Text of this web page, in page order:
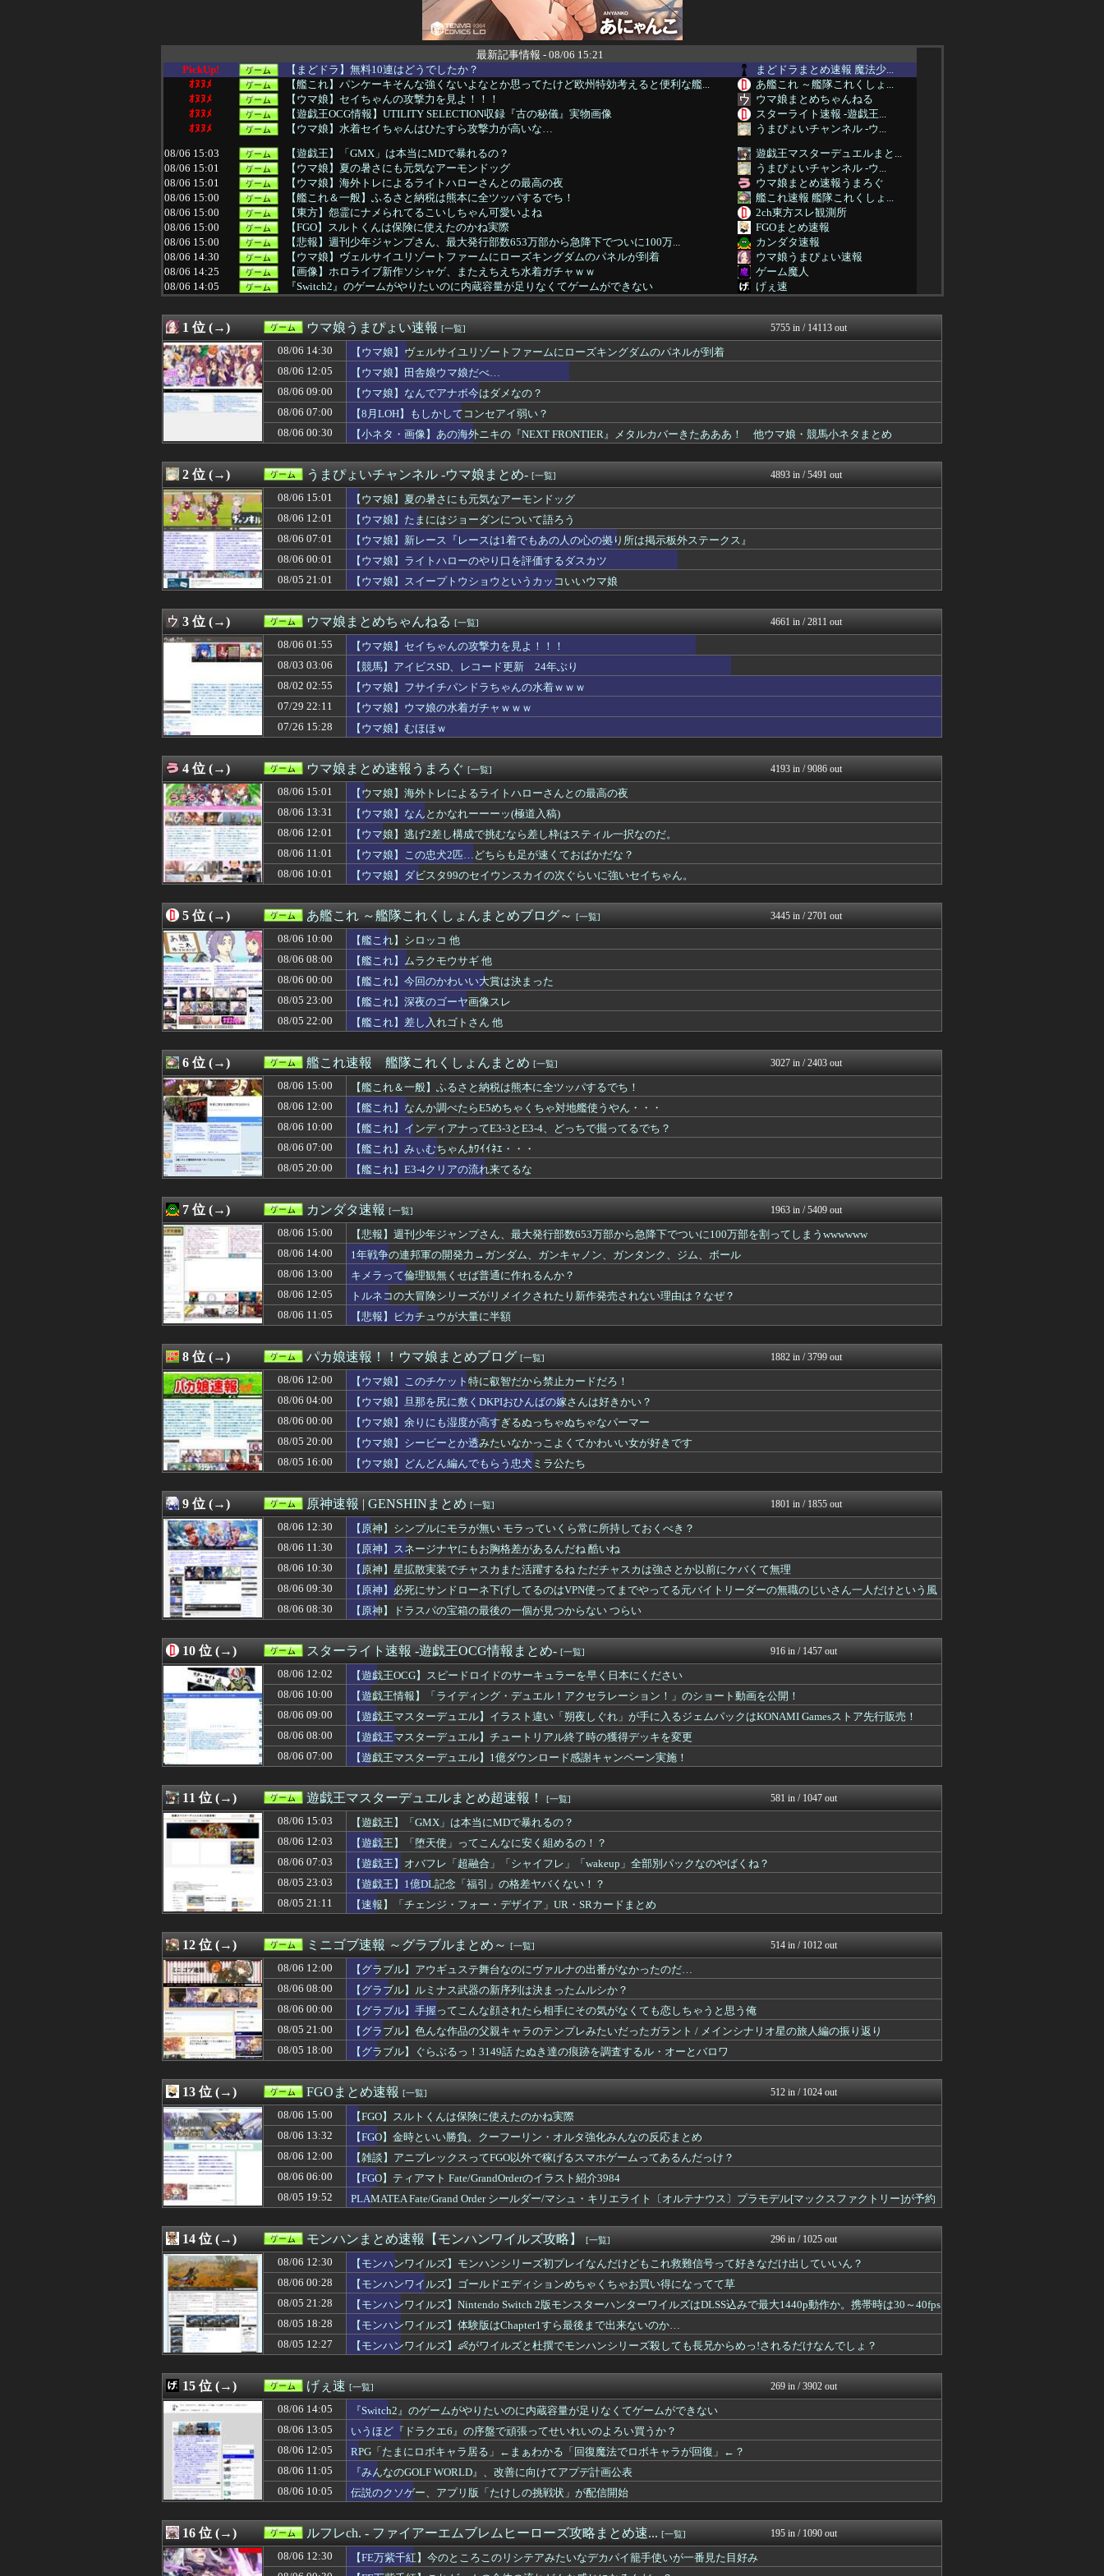
最新記事情報 - 08/06 15:21
PickUp!
【まどドラ】無料10連はどうでしたか？
まどドラまとめ速報 魔法少...
ｵﾇﾇﾒ
【艦これ】パンケーキそんな強くないよなとか思ってたけど欧州特効考えると便利な艦...
あ艦これ ～艦隊これくしょ...
ｵﾇﾇﾒ
【ウマ娘】セイちゃんの攻撃力を見よ！！！
ウマ娘まとめちゃんねる
ｵﾇﾇﾒ
【遊戯王OCG情報】UTILITY SELECTION収録『古の秘儀』実物画像
スターライト速報 -遊戯王...
ｵﾇﾇﾒ
【ウマ娘】水着セイちゃんはひたすら攻撃力が高いな…
うまぴょいチャンネル -ウ...
08/06 15:03
【遊戯王】「GMX」は本当にMDで暴れるの？
遊戯王マスターデュエルまと...
08/06 15:01
【ウマ娘】夏の暑さにも元気なアーモンドッグ
うまぴょいチャンネル -ウ...
08/06 15:01
【ウマ娘】海外トレによるライトハローさんとの最高の夜
ウマ娘まとめ速報うまろぐ
08/06 15:00
【艦これ＆一般】ふるさと納税は熊本に全ツッパするでち！
艦これ速報 艦隊これくしょ...
08/06 15:00
【東方】怨霊にナメられてるこいしちゃん可愛いよね
2ch東方スレ観測所
08/06 15:00
【FGO】スルトくんは保険に使えたのかね実際
FGOまとめ速報
08/06 15:00
【悲報】週刊少年ジャンプさん、最大発行部数653万部から急降下でついに100万...
カンダタ速報
08/06 14:30
【ウマ娘】ヴェルサイユリゾートファームにローズキングダムのパネルが到着
ウマ娘うまぴょい速報
08/06 14:25
【画像】ホロライブ新作ソシャゲ、またえちえち水着ガチャｗｗ
ゲーム魔人
08/06 14:05
『Switch2』のゲームがやりたいのに内蔵容量が足りなくてゲームができない
げぇ速
08/06 14:00
すごいねアーティチョーク。食うところが全然ねえ…！
けおけお速報
08/06 14:00
1年戦争の連邦軍の開発力→ガンダム、ガンキャノン、ガンタンク、ジム、ボール
カンダタ速報
08/06 13:43
【まどマギ】ほむリリィも顔の上半分無かったけど、これって何かの伏線だったりする...
08/06 13:32
【FGO】金時といい勝負。クーフーリン・オルタ強化みんなの反応まとめ
FGOまとめ速報
08/06 13:31
【ウマ娘】なんとかなれーーーッ(極道入稿)
08/06 13:30
究極の8bit新作シューティングゲーム 『超翼戦騎エスティーク』8/6本日リリ...
08/06 13:30
サンドパンとかいう可愛さとかっこよさを兼ね備えたやつ
アルセウス速報＠ポケモンま...
ゲーフリ「Beast of Reincarnationは皆様からのご意見を真摯...
Y速報
いうほど『ドラクエ6』の序盤で頑張ってせいれいのよろい買うか？
げぇ速
08/06 13:00
キメラって倫理観無くせば普通に作れるんか？
カンダタ速報
08/06 12:47
卒制で作った旧帝国ホテルですが、投稿後すぐ帝国ホテルから連絡があり・・・・・
スマブラ屋さん | スマブ...
08/06 12:30
【原神】シンプルにモラが無い モラっていくら常に所持しておくべき？
08/06 12:30
【FE万紫千紅】今のところこのリシテアみたいなデカパイ籠手使いが一番見た目好み
ルフレch. - ファイア...
08/06 12:30
【モンハンワイルズ】モンハンシリーズ初プレイなんだけどもこれ救難信号って好きな...
08/06 12:25
【画像】露悪アニメ化ブーム、はじまるｗｗｗ
08/06 12:19
【FF14怪談話】道中の懲罰房にいたミコッテやララフェル女性たちをヒカセンが助...
馬鳥速報
08/06 12:08
【ウマ娘】ハフバは本当にタクトちゃん来るの？
ウマ娘まとめ超速報！
08/06 12:05
【ウマ娘】田舎娘ウマ娘だべ…
08/06 12:05
トルネコの大冒険シリーズがリメイクされたり新作発売されない理由は？なぜ？
カンダタ速報
08/06 12:03
【遊戯王】「堕天使」ってこんなに安く組めるの！？
遊戯王マスターデュエルまと...
08/06 12:02
【遊戯王OCG】スピードロイドのサーキュラーを早く日本にください
08/06 12:01
【ウマ娘】たまにはジョーダンについて語ろう
うまぴょいチャンネル -ウ...
DualSenseワイヤレスコントローラー「アイコン ブルー スペシャルエディ...
08/06 12:01
【ウマ娘】逃げ2差し構成で挑むなら差し枠はスティル一択なのだ。
08/06 12:00
【艦これ】なんか調べたらE5めちゃくちゃ対地艦使うやん・・・
艦これ速報 艦隊これくしょ...
08/06 12:00
「強いおっさんキャラ」←よくいる 「強いおばさんキャラ」← 全然いない
ゆるゲーマー遅報
08/06 12:00
【まどドラ】たまになんでこいつ混じってんの？ってコラボあるよね
08/06 12:00
【雑談】アニプレックスってFGO以外で稼げるスマホゲームってあるんだっけ？
FGOまとめ速報
08/06 12:00
任天堂、熊本に5000万円寄付
Y速報
08/06 12:00
【ウマ娘】このチケット特に叡智だから禁止カードだろ！
08/06 12:00
【東方】(また咲夜が男の子連れ込んでる…🦇)
2ch東方スレ観測所
08/06 12:00
『ダークソウル』グウィンが発売当時のプレイヤーにとってバカみたいに強いボスだっ...
08/06 11:47
イギリス人に説明してもらった現在完了形と過去形の違い、過去一で分かりやすいｗｗ...
08/06 11:30
【原神】スネージナヤにもお胸格差があるんだね 酷いね
08/06 11:05
『みんなのGOLF WORLD』、改善に向けてアプデ計画公表
げぇ速
08/06 11:05
【悲報】ピカチュウが大量に半額
08/06 10:47
【衝撃】AIによるレストラン予約「オートリザーブ」、やっぱダメそう・・・・・
スマブラ屋さん | スマブ...
08/06 10:30
【原神】星拡散実装でチャスカまた活躍するね ただチャスカは強さとか以前にケバく...
原神速報 | GENSHI...
08/06 10:30
2Dアクションゲーム『魔神少女エピソード4 届ける想い』8/6本日PS5版リリ...
08/06 10:25
ドラクエ13以降のキャラデザは誰が相応しい？
ゲーム魔人
08/06 10:16
【FF14】Switch2版の携帯モードで絶アレキ時間切れまで到達した猛者が現...
馬鳥速報
08/06 10:05
伝説のクソゲー、アプリ版「たけしの挑戦状」が配信開始
08/06 10:05
いまシール集めがブームらしいが元祖はビックリマンシール
08/06 10:02
任天堂ファン「頼むっ！ディスク廃止撤回してくれえええっ！！」←これｗｗｗｗｗｗ...
mutyunのゲーム+αブ...
08/06 10:01
【ウマ娘】ダビスタ99のセイウンスカイの次ぐらいに強いセイちゃん。
08/06 10:00
【艦これ】シロッコ 他
08/06 10:00
ゲーフリ「Beast of Reincarnationは皆様からのご意見を真摯...
ゆるゲーマー遅報
08/06 10:00
【艦これ】インディアナってE3-3とE3-4、どっちで掘ってるでち？
08/06 10:00
『ファイアーエムブレム 万紫千紅』主人公の見た目を変えられるのは久しぶりだな
けおけお速報
08/06 09:47
【衝撃】Vtuberさん、意図せず職質から逃げてしまうｗｗｗｗｗｗｗｗ
スマブラ屋さん | スマブ...
08/06 09:30
ゲームの中でゲームができるゲームｗｗｗｗｗｗｗｗｗｗ
08/06 09:30
【原神】必死にサンドローネ下げしてるのはVPN使ってまでやってる元バイトリーダ...
08/06 09:05
『ライザのアトリエ』のAIチャットRPGが8月に配信
げぇ速
08/06 09:02
【悲報】スプラトゥーンレイダースさん、もうリズム天国にアマゾンランキングで敗北...
08/06 09:01
【ウマ娘】ドイツと苫小牧どちらに住めばいいんだこれは…
ウマ娘まとめ速報うまろぐ
08/06 09:00
【遊戯王マスターデュエル】イラスト違い「朔夜しぐれ」が手に入るジェムパックはK...
08/06 09:00
【ウマ娘】なんでアナボ今はダメなの？
ウマ娘うまぴょい速報
08/06 08:47
【悲報】仁摩サンドミュージアム、凄い「解説」が見つかってしまうｗｗｗｗｗｗ
スマブラ屋さん | スマブ...
08/06 08:30
【原神】ドラスパの宝箱の最後の一個が見つからない つらい
原神速報 | GENSHI...
08/06 08:25
週刊少年ジャンプさん ついに100万部を割ってしまう
08/06 08:11
【FF14】フォークタワー魔の塔で入手できるマウント「ダックポーター」、Nでも...
08/06 08:05
最近のRPG、『宿屋』の存在意義が薄い
げぇ速
08/06 08:05
ゲーム作者ワイ「感想ください。辛口でもOKです」 敵「あれがだめ。これがだめ」...
08/06 08:01
【ウマ娘】（8月LoH）先行3で楽しようと思ったのにここまで環境が変わるとは思...
ウマ娘まとめ速報うまろぐ
08/06 08:00
『トルネコの大冒険』のリメイクや新作が発売されない理由は？なぜ？
08/06 08:00
【東方】残無様の奥様はお綺麗でスタイルも良い
08/06 08:00
【艦これ】ムラクモウサギ 他
08/06 08:00
【グラブル】ルミナス武器の新序列は決まったムルシか？
ミニゴブ速報 ～グラブルま...
08/06 08:00
トルネコの大冒険シリーズがリメイクされたり新作発売されない理由は？なぜ？
08/06 08:00
【遊戯王マスターデュエル】チュートリアル終了時の獲得デッキを変更
08/06 07:47
ちいかわの映画見終わってもやもやすると言う息子に「誰が一番悪いと思った？」と聞...
スマブラ屋さん | スマブ...
08/06 07:15
すまん『ガンダム』について全く知らないんやが最強のやつはどんなの？
げぇ速
08/06 07:02
【悲報】識者「Beast of Reincarnationはパリィ系・ソウルラ...
mutyunのゲーム+αブ...
08/06 07:01
【ウマ娘】新レース『レースは1着でもあの人の心の拠り所は掲示板外ステークス』
うまぴょいチャンネル -ウ...
08/06 07:01
魔女っ子シューティング最新作『コットン ロックウィズユー』8/6本日リリース！...
08/06 07:01
【ウマ娘】海ではしゃぎすぎたフサイチパンドラ。「その水着でおんぶはマズイ…」
08/06 07:00
【艦これ】みぃむちゃんｶﾜｲｲﾈｴ・・・
艦これ速報 艦隊これくしょ...
08/06 07:00
【遊戯王マスターデュエル】1億ダウンロード感謝キャンペーン実施！
スターライト速報 -遊戯王...
08/06 07:00
識者「Beast of Reincarnationはパリィ系・ソウルライク系の...
Y速報
08/06 07:00
【8月LOH】もしかしてコンセアイ弱い？
ウマ娘うまぴょい速報
08/06 06:47
【悲報】一年生息子の夏休み、デバッガーよりハードだと話題にｗｗｗｗｗｗｗ
スマブラ屋さん | スマブ...
08/06 06:25
死神のコスプレをして隣のビルの屋上から病院を眺めていた男を逮捕ｗｗｗ
ゲーム魔人
08/06 06:05
【FF14】紅蓮祭2026でモーグリの浮き輪がマウント化決定！去年のユーザーか...
馬鳥速報
08/06 06:05
【こち亀】連載50周年 1年ぶり新作読み切りが「ジャンプ」に
08/06 06:02
【ポリコレ】任天堂、FEの主人公の性別を「TypeA」「TypeB」と言ってし...
mutyunのゲーム+αブ...
08/06 06:00
【FGO】ティアマト Fate/GrandOrderのイラスト紹介3984
FGOまとめ速報
08/06 06:00
今から25年前にタイムワープして、今のゲーム業界について話しても信じてもらえな...
Y速報
08/06 04:02
【朗報】プレステの独占タイトル数がヤバすぎると話題に！
08/06 04:00
【ウマ娘】旦那を尻に敷くDKPIおひんばの嫁さんは好きかい？
パカ娘速報！！ウマ娘まとめ...
08/06 02:02
【朗報】メディア「PS6発売後もPS5はまだまだ現役」
mutyunのゲーム+αブ...
08/06 01:25
お前らがオープンワールドに求めるものと言えば
ゲーム魔人
08/06 01:00
メインヒロインが途中でロング→ショートになる作品
ゆるゲーマー遅報
08/06 00:30
【FE万紫千紅】これゲームの全体の流れどんな感じになるんだ…？
08/06 00:30
【小ネタ・画像】あの海外ニキの『NEXT FRONTIER』メタルカバーきたあ...
【モンハンワイルズ】ゴールドエディションめちゃくちゃお買い得になってて草
モンハンまとめ速報【モンハ...
【FF14】クレセントアイルのマジックポットの抽選ってタンクでヘイト取りまくら...
馬鳥速報
08/06 00:01
【ウマ娘】ライトハローのやり口を評価するダスカツ
08/06 00:00
【まどドラ】プレマ2戦まけた…もういいや…
08/06 00:00
【ウマ娘】余りにも湿度が高すぎるぬっちゃぬちゃなパーマー
パカ娘速報！！ウマ娘まとめ...
08/06 00:00
【遊戯王OCG情報】UTILITY SELECTION収録『聖王女ローズパメラ...
スターライト速報 -遊戯王...
08/06 00:00
【艦これ】今回のかわいい大賞は決まった
あ艦これ ～艦隊これくしょ...
08/06 00:00
【グラブル】手握ってこんな顔されたら相手にその気がなくても恋しちゃうと思う俺
08/06 00:00
格ゲーとレースゲーがオワコンになった理由
08/05 23:45
【城プロ】[夏]ルーヴル宮殿[改壱] 特技：自身の特殊攻撃で与えるダメージが1...
城プロRE速報 -城プロR...
08/05 23:25
成人向けゲーム『ヤリステ メスブター』開発者絶望、銀行がsteamからの入金を...
ゲーム魔人
08/05 23:20
【8月LOH】ランカーのトレンドは逃げ2差し1らしい
ウマ娘うまぴょい速報
08/05 23:03
【遊戯王】1億DL記念「福引」の格差ヤバくない！？
08/05 23:00
おっさん「昔のゲーム売ってくれえええええ😭（買わない）」
ゆるゲーマー遅報
08/05 23:00
これきらい！
アルセウス速報＠ポケモンま...
08/05 23:00
【艦これ】深夜のゴーヤ画像スレ
あ艦これ ～艦隊これくしょ...
08/05 22:08
【ウマ娘】ステゴ限定は許してないからな
08/05 22:00
【艦これ】差し入れゴトさん 他
08/05 22:00
女性漫画家あるあるとかあれば教えてほしい
けおけお速報
08/05 21:45
尾田栄一郎、新人漫画家に喝「31ページの漫画を描くのに何をウダウダやってるんで...
ゲーム魔人
08/05 21:30
【ウマ娘】カレンチャンフィギュア、マイケル・ジャクソンみたいになってしまう
08/05 21:30
【城プロ】[夏]パンデモニウム[改壱] 特技：巨大化する度に射程内の味方の攻撃...
城プロRE速報 -城プロR...
08/05 21:30
【FE万紫千紅】セテス…一体誰なんだ…すごい見覚えのあるキャラ多い
ルフレch. - ファイア...
08/05 21:30
【原神】原神のセルランが強すぎる…スタレの売上前年比32%減はヤバすぎだろ
原神速報 | GENSHI...
08/05 21:28
【モンハンワイルズ】Nintendo Switch 2版モンスターハンターワイ...
モンハンまとめ速報【モンハ...
08/05 21:11
【速報】「チェンジ・フォー・デザイア」UR・SRカードまとめ
遊戯王マスターデュエルまと...
08/05 21:06
【FF14】Switch2版FF14のタッチパネル操作やJoy-Con 2マウ...
馬鳥速報
08/05 21:01
【遊戯王OCG情報】ユーティリティ セレクションに『聖王女ローズパメラ』が新規...
08/05 21:01
【ウマ娘】スイープトウショウというカッコいいウマ娘
うまぴょいチャンネル -ウ...
08/05 21:00
【艦これ】みんなもう終わってそうだから聞くんだけど E3-2ってサブの穴が空い...
あ艦これ ～艦隊これくしょ...
08/05 21:00
【グラブル】色んな作品の父親キャラのテンプレみたいだったガラント / メインシ...
08/05 21:00
【東方】黄昏フロンティアの新作はまだかのう…
2ch東方スレ観測所
08/05 20:47
【衝撃】新宿にトンデモなく天才的な「デザイン広告」が登場ｗｗｗｗｗｗｗｗ
スマブラ屋さん | スマブ...
08/05 20:45
【遊戯王マスターデュエル】1億ダウンロード感謝キャンペーンログインボーナス！福... スターライト速報 -遊戯王...
1 位 (→) ウマ娘うまぴょい速報 [一覧] 5755 in / 14113 out
08/06 14:30
【ウマ娘】ヴェルサイユリゾートファームにローズキングダムのパネルが到着
08/06 12:05
【ウマ娘】田舎娘ウマ娘だべ…
08/06 09:00
【ウマ娘】なんでアナボ今はダメなの？
08/06 07:00
【8月LOH】もしかしてコンセアイ弱い？
08/06 00:30
【小ネタ・画像】あの海外ニキの『NEXT FRONTIER』メタルカバーきたあああ！ 他ウマ娘・競馬小ネタまとめ
2 位 (→) うまぴょいチャンネル -ウマ娘まとめ- [一覧] 4893 in / 5491 out
08/06 15:01
【ウマ娘】夏の暑さにも元気なアーモンドッグ
08/06 12:01
【ウマ娘】たまにはジョーダンについて語ろう
08/06 07:01
【ウマ娘】新レース『レースは1着でもあの人の心の拠り所は掲示板外ステークス』
08/06 00:01
【ウマ娘】ライトハローのやり口を評価するダスカツ
08/05 21:01
【ウマ娘】スイープトウショウというカッコいいウマ娘
3 位 (→) ウマ娘まとめちゃんねる [一覧] 4661 in / 2811 out
08/06 01:55
【ウマ娘】セイちゃんの攻撃力を見よ！！！
08/03 03:06
【競馬】アイビスSD、レコード更新 24年ぶり
08/02 02:55
【ウマ娘】フサイチパンドラちゃんの水着ｗｗｗ
07/29 22:11
【ウマ娘】ウマ娘の水着ガチャｗｗｗ
07/26 15:28
【ウマ娘】むほほｗ
4 位 (→) ウマ娘まとめ速報うまろぐ [一覧] 4193 in / 9086 out
08/06 15:01
【ウマ娘】海外トレによるライトハローさんとの最高の夜
08/06 13:31
【ウマ娘】なんとかなれーーーッ(極道入稿)
08/06 12:01
【ウマ娘】逃げ2差し構成で挑むなら差し枠はスティル一択なのだ。
08/06 11:01
【ウマ娘】この忠犬2匹…どちらも足が速くておばかだな？
08/06 10:01
【ウマ娘】ダビスタ99のセイウンスカイの次ぐらいに強いセイちゃん。
5 位 (→) あ艦これ ～艦隊これくしょんまとめブログ～ [一覧] 3445 in / 2701 out
08/06 10:00
【艦これ】シロッコ 他
08/06 08:00
【艦これ】ムラクモウサギ 他
08/06 00:00
【艦これ】今回のかわいい大賞は決まった
08/05 23:00
【艦これ】深夜のゴーヤ画像スレ
08/05 22:00
【艦これ】差し入れゴトさん 他
6 位 (→) 艦これ速報 艦隊これくしょんまとめ [一覧] 3027 in / 2403 out
08/06 15:00
【艦これ＆一般】ふるさと納税は熊本に全ツッパするでち！
08/06 12:00
【艦これ】なんか調べたらE5めちゃくちゃ対地艦使うやん・・・
08/06 10:00
【艦これ】インディアナってE3-3とE3-4、どっちで掘ってるでち？
08/06 07:00
【艦これ】みぃむちゃんｶﾜｲｲﾈｴ・・・
08/05 20:00
【艦これ】E3-4クリアの流れ来てるな
7 位 (→) カンダタ速報 [一覧] 1963 in / 5409 out
08/06 15:00
【悲報】週刊少年ジャンプさん、最大発行部数653万部から急降下でついに100万部を割ってしまうwwwwww
08/06 14:00
1年戦争の連邦軍の開発力→ガンダム、ガンキャノン、ガンタンク、ジム、ボール
08/06 13:00
キメラって倫理観無くせば普通に作れるんか？
08/06 12:05
トルネコの大冒険シリーズがリメイクされたり新作発売されない理由は？なぜ？
08/06 11:05
【悲報】ピカチュウが大量に半額
8 位 (→) パカ娘速報！！ウマ娘まとめブログ [一覧] 1882 in / 3799 out
08/06 12:00
【ウマ娘】このチケット特に叡智だから禁止カードだろ！
08/06 04:00
【ウマ娘】旦那を尻に敷くDKPIおひんばの嫁さんは好きかい？
08/06 00:00
【ウマ娘】余りにも湿度が高すぎるぬっちゃぬちゃなパーマー
08/05 20:00
【ウマ娘】シービーとか透みたいなかっこよくてかわいい女が好きです
08/05 16:00
【ウマ娘】どんどん編んでもらう忠犬ミラ公たち
9 位 (→) 原神速報 | GENSHINまとめ [一覧] 1801 in / 1855 out
08/06 12:30
【原神】シンプルにモラが無い モラっていくら常に所持しておくべき？
08/06 11:30
【原神】スネージナヤにもお胸格差があるんだね 酷いね
08/06 10:30
【原神】星拡散実装でチャスカまた活躍するね ただチャスカは強さとか以前にケバくて無理
08/06 09:30
【原神】必死にサンドローネ下げしてるのはVPN使ってまでやってる元バイトリーダーの無職のじいさん一人だけという風
潮
08/06 08:30 【原神】ドラスパの宝箱の最後の一個が見つからない つらい
10 位 (→) スターライト速報 -遊戯王OCG情報まとめ- [一覧] 916 in / 1457 out
08/06 12:02
【遊戯王OCG】スピードロイドのサーキュラーを早く日本にください
08/06 10:00
【遊戯王情報】「ライディング・デュエル！アクセラレーション！」のショート動画を公開！
08/06 09:00
【遊戯王マスターデュエル】イラスト違い「朔夜しぐれ」が手に入るジェムパックはKONAMI Gamesストア先行販売！
08/06 08:00
【遊戯王マスターデュエル】チュートリアル終了時の獲得デッキを変更
08/06 07:00
【遊戯王マスターデュエル】1億ダウンロード感謝キャンペーン実施！
11 位 (→) 遊戯王マスターデュエルまとめ超速報！ [一覧] 581 in / 1047 out
08/06 15:03
【遊戯王】「GMX」は本当にMDで暴れるの？
08/06 12:03
【遊戯王】「堕天使」ってこんなに安く組めるの！？
08/06 07:03
【遊戯王】オバフレ「超融合」「シャイフレ」「wakeup」全部別パックなのやばくね？
08/05 23:03
【遊戯王】1億DL記念「福引」の格差ヤバくない！？
08/05 21:11
【速報】「チェンジ・フォー・デザイア」UR・SRカードまとめ
12 位 (→) ミニゴブ速報 ～グラブルまとめ～ [一覧] 514 in / 1012 out
08/06 12:00
【グラブル】アウギュステ舞台なのにヴァルナの出番がなかったのだ…
08/06 08:00
【グラブル】ルミナス武器の新序列は決まったムルシか？
08/06 00:00
【グラブル】手握ってこんな顔されたら相手にその気がなくても恋しちゃうと思う俺
08/05 21:00
【グラブル】色んな作品の父親キャラのテンプレみたいだったガラント / メインシナリオ星の旅人編の振り返り
08/05 18:00
【グラブル】ぐらぶるっ！3149話 たぬき達の痕跡を調査するル・オーとバロワ
13 位 (→) FGOまとめ速報 [一覧] 512 in / 1024 out
08/06 15:00
【FGO】スルトくんは保険に使えたのかね実際
08/06 13:32
【FGO】金時といい勝負。クーフーリン・オルタ強化みんなの反応まとめ
08/06 12:00
【雑談】アニプレックスってFGO以外で稼げるスマホゲームってあるんだっけ？
08/06 06:00
【FGO】ティアマト Fate/GrandOrderのイラスト紹介3984
08/05 19:52
PLAMATEA Fate/Grand Order シールダー/マシュ・キリエライト〔オルテナウス〕プラモデル[マックスファクトリー]が予約
14 位 (→) モンハンまとめ速報【モンハンワイルズ攻略】 [一覧] 296 in / 1025 out
08/06 12:30
【モンハンワイルズ】モンハンシリーズ初プレイなんだけどもこれ救難信号って好きなだけ出していいん？
08/06 00:28
【モンハンワイルズ】ゴールドエディションめちゃくちゃお買い得になってて草
08/05 21:28
【モンハンワイルズ】Nintendo Switch 2版モンスターハンターワイルズはDLSS込みで最大1440p動作か。携帯時は30～40fps
に
08/05 18:28
【モンハンワイルズ】体験版はChapter1すら最後まで出来ないのか…
08/05 12:27
【モンハンワイルズ】👶がワイルズと杜撰でモンハンシリーズ殺しても長兄からめっ!されるだけなんでしょ？
15 位 (→) げぇ速 [一覧] 269 in / 3902 out
08/06 14:05
『Switch2』のゲームがやりたいのに内蔵容量が足りなくてゲームができない
08/06 13:05
いうほど『ドラクエ6』の序盤で頑張ってせいれいのよろい買うか？
08/06 12:05
RPG「たまにロボキャラ居る」←まぁわかる「回復魔法でロボキャラが回復」←？
08/06 11:05
『みんなのGOLF WORLD』、改善に向けてアプデ計画公表
08/06 10:05
伝説のクソゲー、アプリ版「たけしの挑戦状」が配信開始
16 位 (→) ルフレch. - ファイアーエムブレムヒーローズ攻略まとめ速... [一覧] 195 in / 1090 out
08/06 12:30
【FE万紫千紅】今のところこのリシテアみたいなデカパイ籠手使いが一番見た目好み